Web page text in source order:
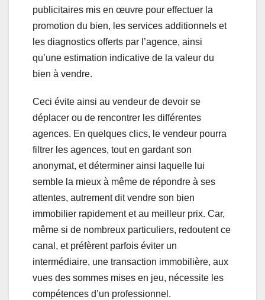
publicitaires mis en œuvre pour effectuer la
promotion du bien, les services additionnels et
les diagnostics offerts par l’agence, ainsi
qu’une estimation indicative de la valeur du
bien à vendre.
Ceci évite ainsi au vendeur de devoir se
déplacer ou de rencontrer les différentes
agences. En quelques clics, le vendeur pourra
filtrer les agences, tout en gardant son
anonymat, et déterminer ainsi laquelle lui
semble la mieux à même de répondre à ses
attentes, autrement dit vendre son bien
immobilier rapidement et au meilleur prix. Car,
même si de nombreux particuliers, redoutent ce
canal, et préfèrent parfois éviter un
intermédiaire, une transaction immobilière, aux
vues des sommes mises en jeu, nécessite les
compétences d’un professionnel.